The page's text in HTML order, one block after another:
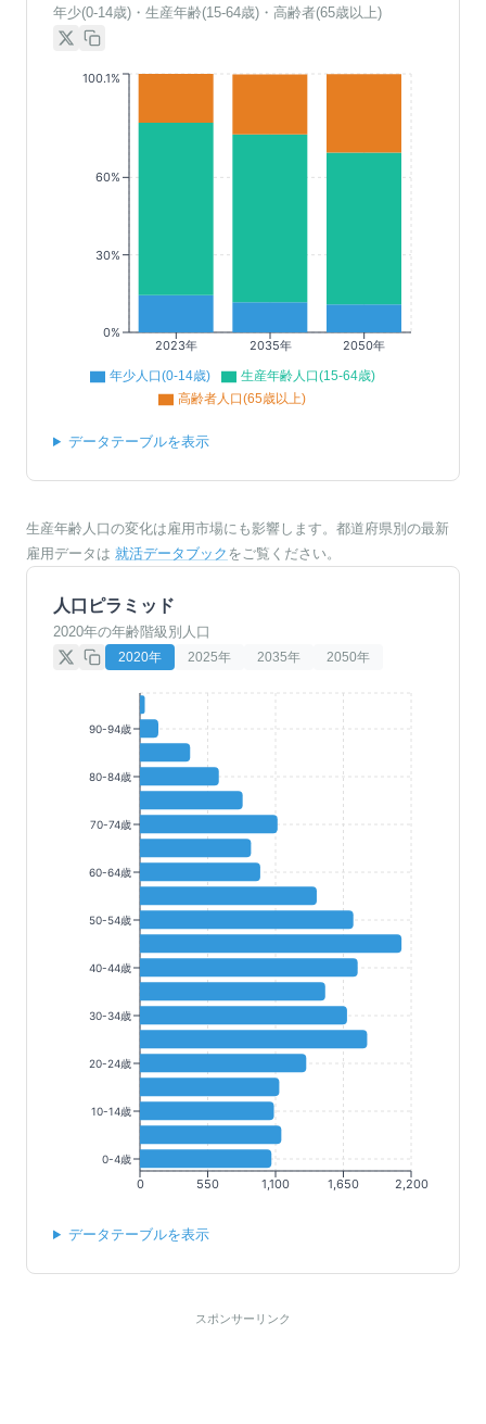
年少(0-14歳)・生産年齢(15-64歳)・高齢者(65歳以上)
2023年 2035年 2050年
0%
30%
60%
100.1%
年少人口(0-14歳)
生産年齢人口(15-64歳)
高齢者人口(65歳以上)
データテーブルを表示
生産年齢人口の変化は雇用市場にも影響します。都道府県別の最新
雇用データは 就活データブック をご覧ください。
人口ピラミッド
2020年の年齢階級別人口
2020年 2025年 2035年 2050年
0 550 1,100 1,650 2,200
90-94歳
80-84歳
70-74歳
60-64歳
50-54歳
40-44歳
30-34歳
20-24歳
10-14歳
0-4歳
データテーブルを表示
スポンサーリンク